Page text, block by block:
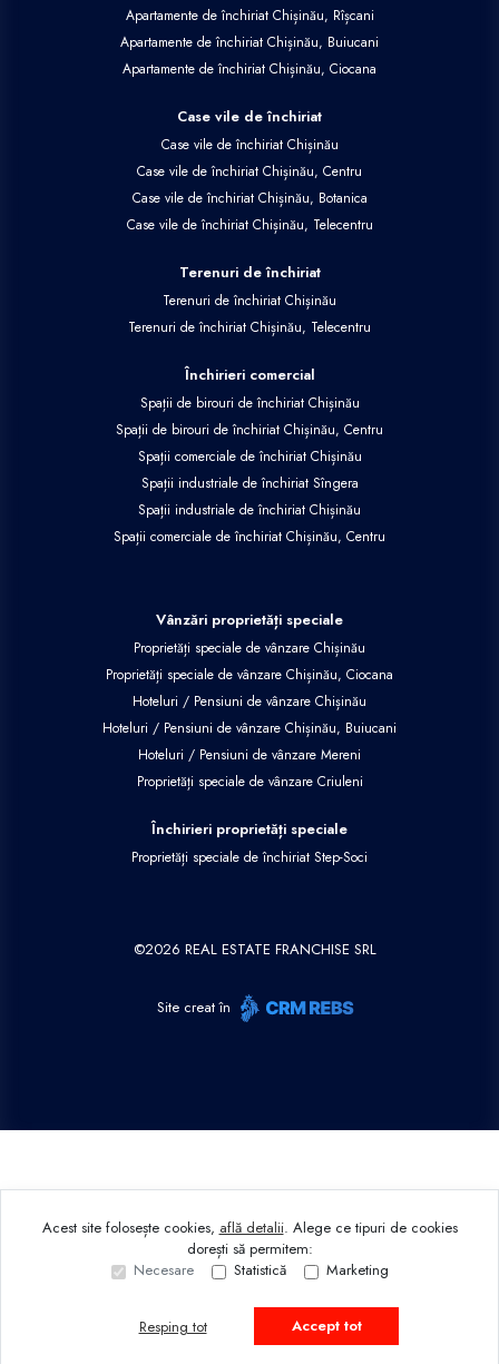
Apartamente de închiriat Chișinău, Rîșcani
Apartamente de închiriat Chișinău, Buiucani
Apartamente de închiriat Chișinău, Ciocana
Case vile de închiriat
Case vile de închiriat Chișinău
Case vile de închiriat Chișinău, Centru
Case vile de închiriat Chișinău, Botanica
Case vile de închiriat Chișinău, Telecentru
Terenuri de închiriat
Terenuri de închiriat Chișinău
Terenuri de închiriat Chișinău, Telecentru
Închirieri comercial
Spații de birouri de închiriat Chișinău
Spații de birouri de închiriat Chișinău, Centru
Spații comerciale de închiriat Chișinău
Spații industriale de închiriat Sîngera
Spații industriale de închiriat Chișinău
Spații comerciale de închiriat Chișinău, Centru
Vânzări proprietăți speciale
Proprietăți speciale de vânzare Chișinău
Proprietăți speciale de vânzare Chișinău, Ciocana
Hoteluri / Pensiuni de vânzare Chișinău
Hoteluri / Pensiuni de vânzare Chișinău, Buiucani
Hoteluri / Pensiuni de vânzare Mereni
Proprietăți speciale de vânzare Criuleni
Închirieri proprietăți speciale
Proprietăți speciale de închiriat Step-Soci
©2026 REAL ESTATE FRANCHISE SRL
Site creat în
Acest site folosește cookies, află detalii. Alege ce tipuri de cookies
dorești să permitem:
Necesare
Statistică Marketing
Resping tot Accept tot